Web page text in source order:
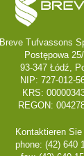
Breve Tufvassons
Postępowa
93-347 Łódź,
NIP: 727-012-
KRS:
REGON:
Kontaktieren Sie
phone: (42) 640